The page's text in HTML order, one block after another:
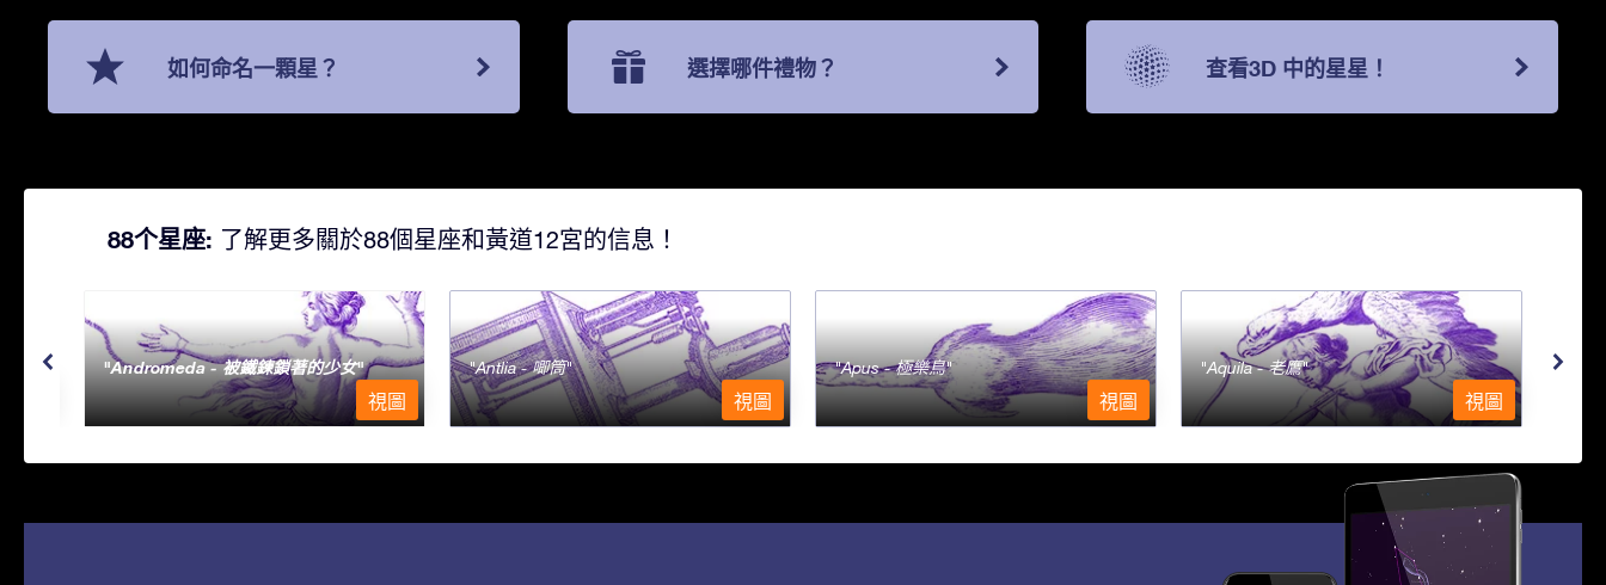
如何命名一顆星？ 選擇哪件禮物？ 查看3D 中的星星！
88个星座: 了解更多關於88個星座和黃道12宮的信息！
Andromeda - 被鐵鍊鎖著的少女
視圖
Antlia - 唧筒
視圖
Apus - 極樂鳥
視圖
Aquila - 老鷹
視圖